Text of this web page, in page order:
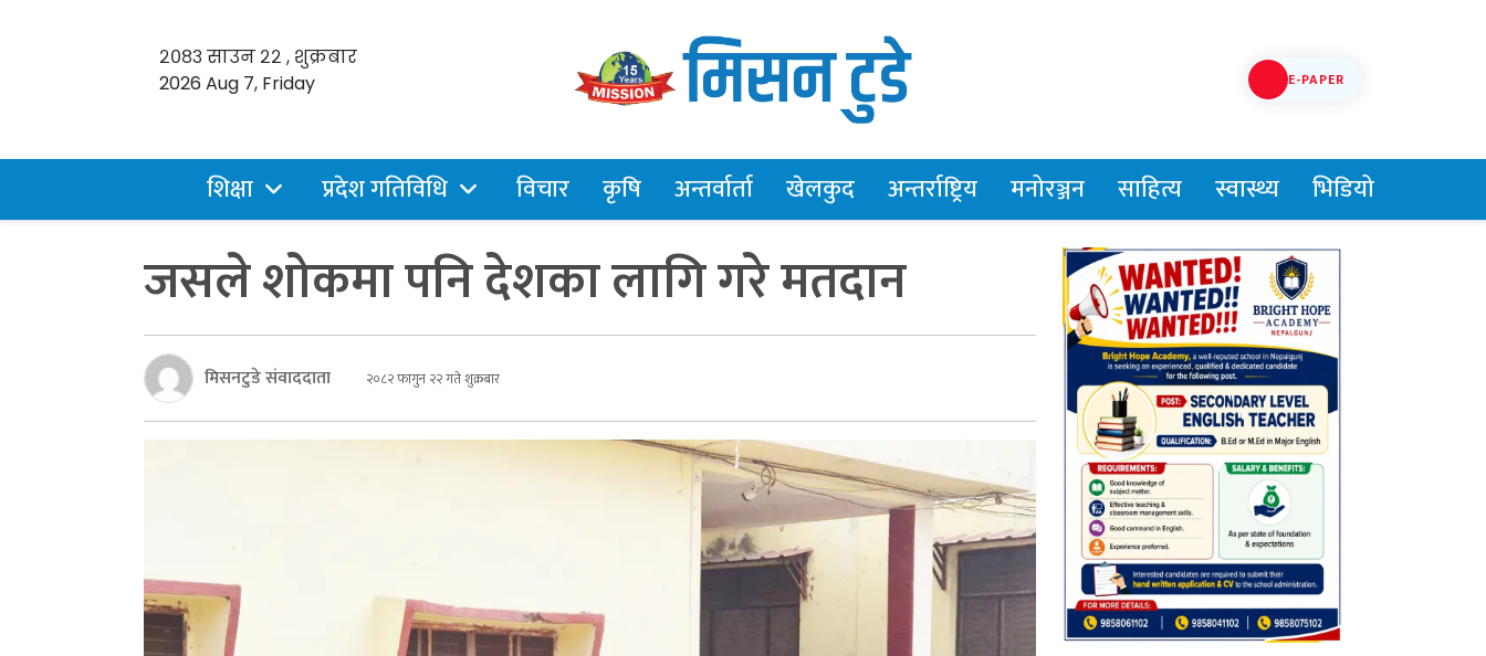
२०८३ साउन २२ , शुक्रबार
2026 Aug 7, Friday
E-PAPER
शिक्षा प्रदेश गतिविधि विचार कृषि अन्तर्वार्ता खेलकुद अन्तर्राष्ट्रिय मनोरञ्जन साहित्य स्वास्थ्य भिडियो
जसले शोकमा पनि देशका लागि गरे मतदान
मिसनटुडे संवाददाता २०८२ फागुन २२ गते शुक्रबार